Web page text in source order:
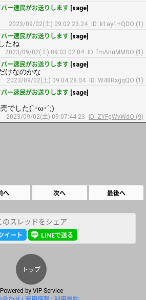
ー速民がお送りします [sage]
2023/09/02(土) 09:02:23.24
ID: k1ay1+QDO (1)
ー速民がお送りします [sage]
たね
2023/09/02(土) 09:03:02.04
ID: fmAnuMMBO (1)
ー速民がお送りします [sage]
けなのかな
2023/09/02(土) 09:04:28.04
ID: W48RxgqQO (1)
ー速民がお送りします [sage]
でした(`･ω･´;)
2023/09/02(土) 09:07:44.23 ID: ZYFgWvWdO (9)
へ 次へ 最後へ
のスレッドをシェア
イート LINEで送る
トップ
Powered by VIP Service